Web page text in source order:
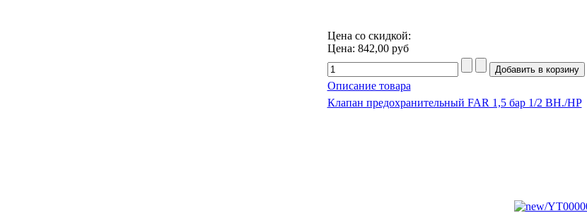
Цена со скидкой:
Цена: 842,00 руб
Описание товара
Клапан предохранительный FAR 1,5 бар 1/2 ВН./НР